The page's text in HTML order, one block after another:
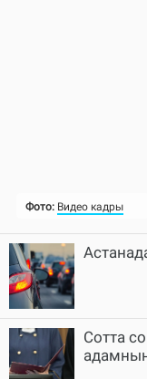
Cотта